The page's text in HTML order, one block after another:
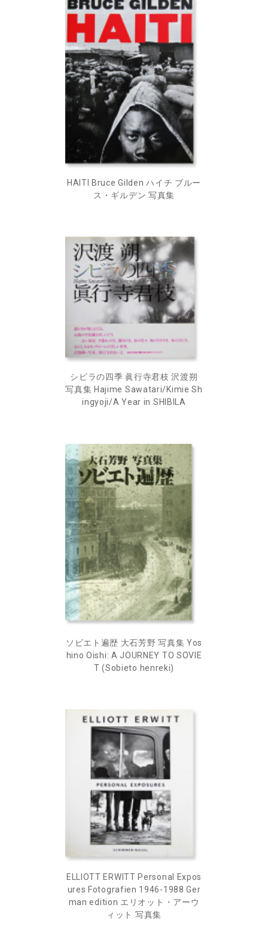
HAITI Bruce Gilden ハイチ ブルー
ス・ギルデン 写真集
シビラの四季 眞行寺君枝 沢渡朔
写真集 Hajime Sawatari/Kimie Sh
ingyoji/A Year in SHIBILA
ソビエト遍歴 大石芳野 写真集 Yos
hino Oishi: A JOURNEY TO SOVIE
T (Sobieto henreki)
ELLIOTT ERWITT Personal Expos
ures Fotografien 1946-1988 Ger
man edition エリオット・アーウ
ィット 写真集